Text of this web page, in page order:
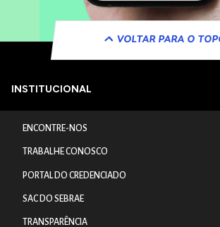
VOLTAR PARA O
INSTITUCIONAL
ENCONTRE-NOS
TRABALHE CONOSCO
PORTAL DO CREDENCIADO
SAC DO SEBRAE
TRANSPARÊNCIA